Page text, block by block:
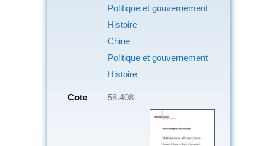
Politique et gouvernement
Histoire
Chine
Politique et gouvernement
Histoire
Cote 58.408